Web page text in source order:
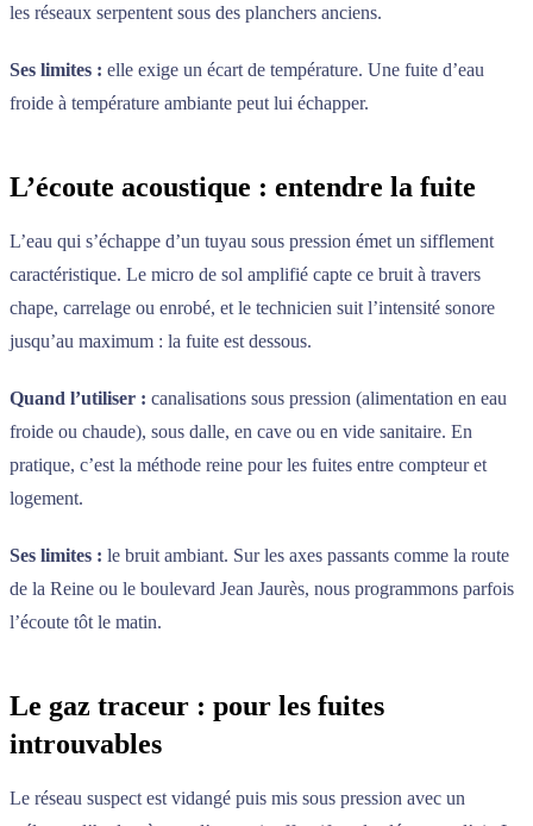
les réseaux serpentent sous des planchers anciens.
Ses limites : elle exige un écart de température. Une fuite d’eau
froide à température ambiante peut lui échapper.
L’écoute acoustique : entendre la fuite
L’eau qui s’échappe d’un tuyau sous pression émet un sifflement
caractéristique. Le micro de sol amplifié capte ce bruit à travers
chape, carrelage ou enrobé, et le technicien suit l’intensité sonore
jusqu’au maximum : la fuite est dessous.
Quand l’utiliser : canalisations sous pression (alimentation en eau
froide ou chaude), sous dalle, en cave ou en vide sanitaire. En
pratique, c’est la méthode reine pour les fuites entre compteur et
logement.
Ses limites : le bruit ambiant. Sur les axes passants comme la route
de la Reine ou le boulevard Jean Jaurès, nous programmons parfois
l’écoute tôt le matin.
Le gaz traceur : pour les fuites
introuvables
Le réseau suspect est vidangé puis mis sous pression avec un